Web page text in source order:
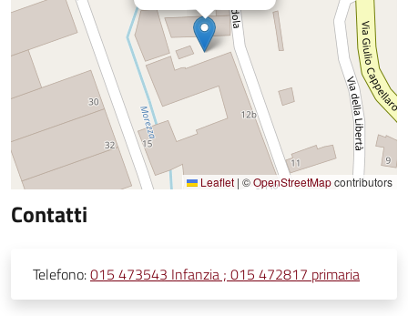
Leaflet | ©OpenStreetMapcontributors
Contatti
Telefono:015 473543 Infanzia ; 015 472817 primaria